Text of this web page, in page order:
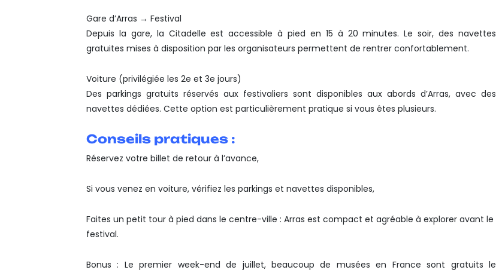
Gare d’Arras → Festival
Depuis la gare, la Citadelle est accessible à pied en 15 à 20 minutes. Le soir, des navettes
gratuites mises à disposition par les organisateurs permettent de rentrer confortablement.
Voiture (privilégiée les 2e et 3e jours)
Des parkings gratuits réservés aux festivaliers sont disponibles aux abords d’Arras, avec des
navettes dédiées. Cette option est particulièrement pratique si vous êtes plusieurs.
Conseils pratiques :
Réservez votre billet de retour à l’avance,
Si vous venez en voiture, vérifiez les parkings et navettes disponibles,
Faites un petit tour à pied dans le centre-ville : Arras est compact et agréable à explorer avant le
festival.
Bonus : Le premier week-end de juillet, beaucoup de musées en France sont gratuits le